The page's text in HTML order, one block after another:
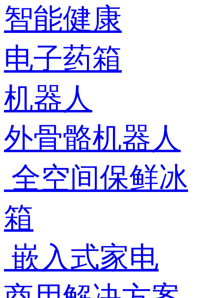
智能健康
电子药箱
机器人
外骨骼机器人
全空间保鲜冰
箱
嵌入式家电